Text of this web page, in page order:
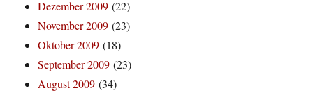
Dezember 2009 (22)
November 2009 (23)
Oktober 2009 (18)
September 2009 (23)
August 2009 (34)